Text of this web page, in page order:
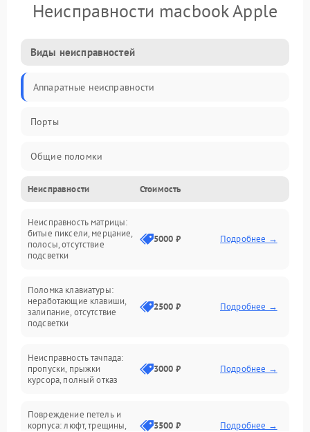
Неисправности macbook Apple
Виды неисправностей
Аппаратные неисправности
Порты
Общие поломки
Устройства
Программные ошибки
Электрические и системные сбои
Интерфейсные проблемы
Батарея
Сеть и интернет
Неисправности Стоимость
Неисправность матрицы:
битые пиксели, мерцание,
полосы, отсутствие
подсветки
5000 ₽ Подробнее →
Поломка клавиатуры:
неработающие клавиши,
залипание, отсутствие
подсветки
2500 ₽ Подробнее →
Неисправность тачпада:
пропуски, прыжки
курсора, полный отказ
3000 ₽ Подробнее →
Повреждение петель и
корпуса: люфт, трещины,
3500 ₽ Подробнее →